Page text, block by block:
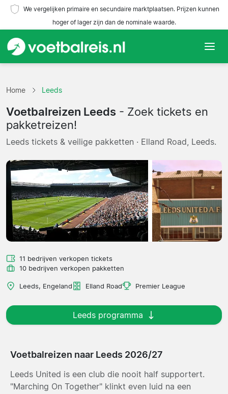
We vergelijken primaire en secundaire marktplaatsen. Prijzen kunnen
hoger of lager zijn dan de nominale waarde.
Teams
Competities
Reisorganisaties
Home Leeds
Voetbalreizen Leeds - Zoek tickets en
pakketreizen!
Leeds tickets & veilige pakketten · Elland Road, Leeds.
11 bedrijven verkopen tickets
10 bedrijven verkopen pakketten
Leeds, Engeland Elland Road Premier League
Leeds programma
Voetbalreizen naar Leeds 2026/27
Leeds United is een club die nooit half supportert.
"Marching On Together" klinkt even luid na een